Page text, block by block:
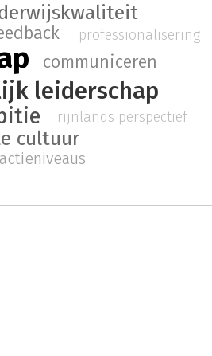
leiderschap
cultuur
communiceren
professionalisering
rijnlands perspectief